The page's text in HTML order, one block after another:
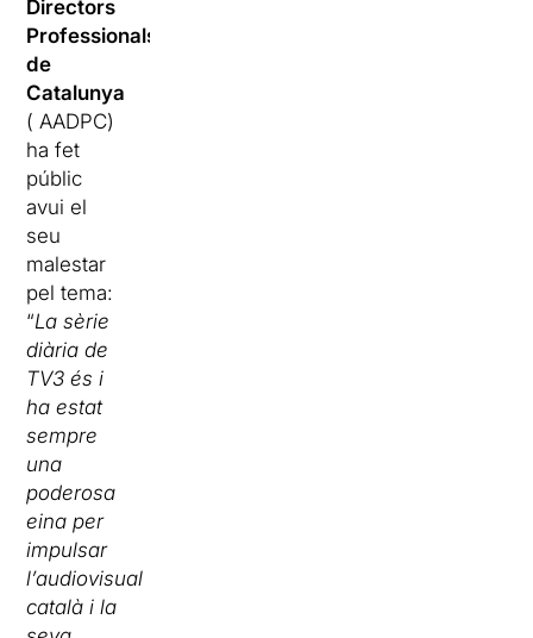
Directors
Professionals
de
Catalunya
( AADPC)
ha fet
públic
avui el
seu
malestar
pel tema:
“La sèrie
diària de
TV3 és i
ha estat
sempre
una
poderosa
eina per
impulsar
l’audiovisual
català i la